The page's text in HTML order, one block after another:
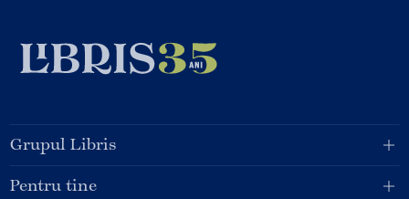
Grupul Libris
Pentru tine